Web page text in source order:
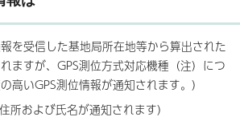
を受信した基地局所在地等から算出された
ますが、GPS測位方式対応機種（注）につ
高いGPS測位情報が通知されます。）
所および氏名が通知されます）